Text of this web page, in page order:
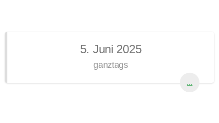
5. Juni 2025
ganztags
...